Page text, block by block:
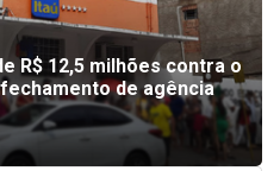
R$ 12,5 milhões contra o
de agência